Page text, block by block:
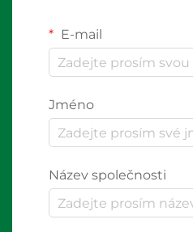
E-mail
Jméno
Název společnosti